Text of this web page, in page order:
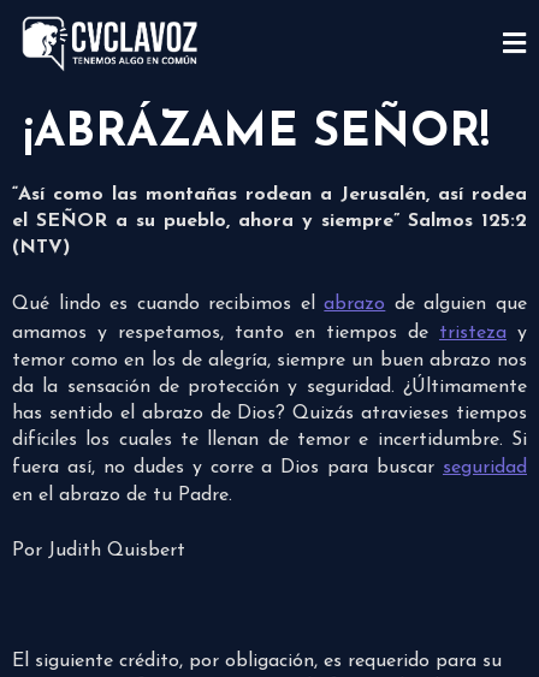
¡ABRÁZAME SEÑOR!
“Así como las montañas rodean a Jerusalén, así rodea
el SEÑOR a su pueblo, ahora y siempre” Salmos 125:2
(NTV)
Qué lindo es cuando recibimos elabrazo de alguien que
amamos y respetamos, tanto en tiempos de tristeza y
temor como en los de alegría, siempre un buen abrazo nos
da la sensación de protección y seguridad. ¿Últimamente
has sentido el abrazo de Dios? Quizás atravieses tiempos
difíciles los cuales te llenan de temor e incertidumbre. Si
fuera así, no dudes y corre a Dios para buscar seguridad
en el abrazo de tu Padre.
Por Judith Quisbert
El siguiente crédito, por obligación, es requerido para su